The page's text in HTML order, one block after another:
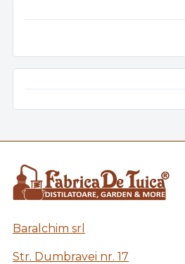
Baralchim srl
Str. Dumbravei nr. 17